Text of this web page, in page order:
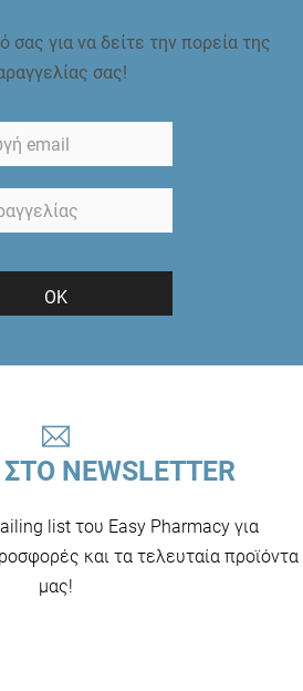
σας για να δείτε την πορεία της
σας!
ΟΚ
NEWSLETTER
list του Easy Pharmacy για
και τα τελευταία προϊόντα
μας!